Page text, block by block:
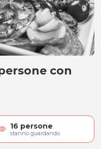
persone con
con
16 persone
stanno guardando